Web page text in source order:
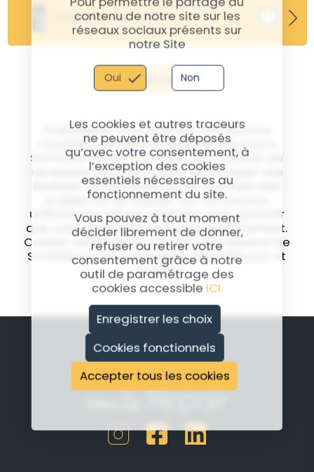
contenu de notre site sur les
réseaux sociaux présents sur
notre Site
Oui Non
Les cookies et autres traceurs
ne peuvent être déposés
qu’avec votre consentement, à
l’exception des cookies
essentiels nécessaires au
fonctionnement du site.
Vous pouvez à tout moment
décider librement de donner,
refuser ou retirer votre
consentement grâce à notre
outil de paramétrage des
cookies accessible ICI.
Enregistrer les choix
Cookies fonctionnels
Accepter tous les cookies
désoxydation pour le Samsung S22 Ultra traite et
nettoie les composants internes pour tenter de
sauver votre appareil des dommages causés par
l'eau, améliorant les chances de fonctionnement
Diagnostic Carte Mère
Valider
SmileRepair vous propose une gamme
complète de services pour réparer votre
Samsung Galaxy S22 Ultra. Qu'il s'agisse de
remplacer un écran cassé, de changer une
batterie défectueuse, ou de résoudre des
problèmes de logiciel, nos techniciens
utilisent des pièces originales pour garantir
que votre appareil fonctionne parfaitement.
Confiez votre Galaxy S22 Ultra aux experts de
SmileRepair pour une réparation efficace et
durable.